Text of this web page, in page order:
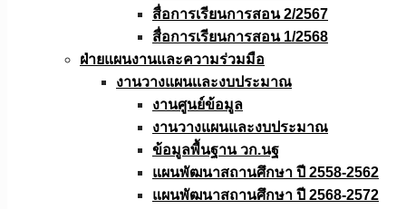
สื่อการเรียนการสอน 2/2567
สื่อการเรียนการสอน 1/2568
ฝ่ายแผนงานเเละความร่วมมือ
งานวางแผนเเละงบประมาณ
งานศูนย์ข้อมูล
งานวางแผนและงบประมาณ
ข้อมูลพื้นฐาน วก.นฐ
แผนพัฒนาสถานศึกษา ปี 2558-2562
แผนพัฒนาสถานศึกษา ปี 2568-2572